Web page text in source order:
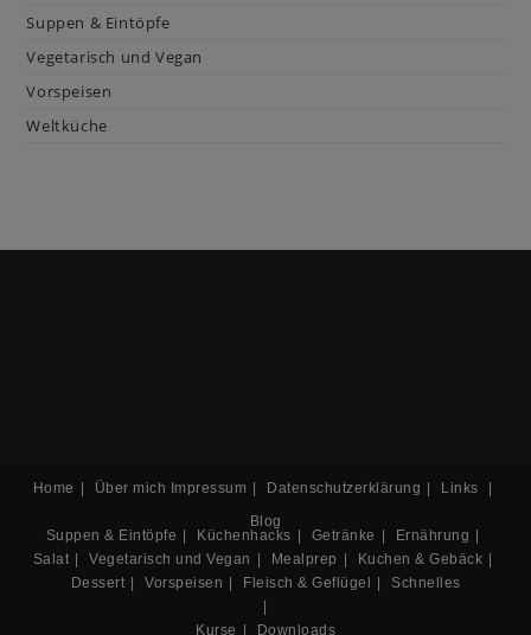
Suppen & Eintöpfe
Vegetarisch und Vegan
Vorspeisen
Weltküche
Home Über mich Impressum Datenschutzerklärung
Links
Blog
Suppen & Eintöpfe
Küchenhacks Getränke
Ernährung
Salat
Vegetarisch und Vegan Mealprep
Kuchen & Gebäck
Dessert
Vorspeisen Fleisch & Geflügel Schnelles
Kurse Downloads